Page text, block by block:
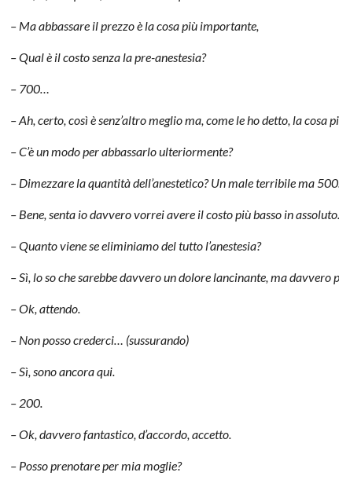
– Ma abbassare il prezzo è la cosa più importante,
– Qual è il costo senza la pre-anestesia?
– 700…
– Ah, certo, così è senz’altro meglio ma, come le ho detto, la cosa
– C’è un modo per abbassarlo ulteriormente?
– Dimezzare la quantità dell’anestetico? Un male terribile ma
– Bene, senta io davvero vorrei avere il costo più basso in assoluto.
– Quanto viene se eliminiamo del tutto l’anestesia?
– Sì, lo so che sarebbe davvero un dolore lancinante, ma
– Ok, attendo.
– Non posso crederci… (sussurando)
– Sì, sono ancora qui.
– 200.
– Ok, davvero fantastico, d’accordo, accetto.
– Posso prenotare per mia moglie?